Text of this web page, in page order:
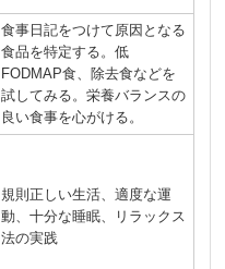
食事日記をつけて原因となる
食品を特定する。低
FODMAP食、除去食などを
試してみる。栄養バランスの
良い食事を心がける。
規則正しい生活、適度な運
動、十分な睡眠、リラックス
法の実践